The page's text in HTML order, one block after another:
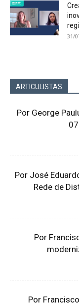
31/
ARTICULISTAS
Por George
Por José
Rede de
Por
Por